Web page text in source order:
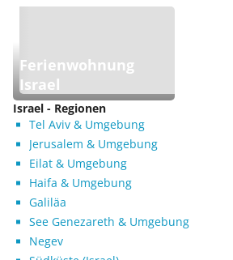
Ferienwohnung
Israel
Israel - Regionen
Tel Aviv & Umgebung
Jerusalem & Umgebung
Eilat & Umgebung
Haifa & Umgebung
Galiläa
See Genezareth & Umgebung
Negev